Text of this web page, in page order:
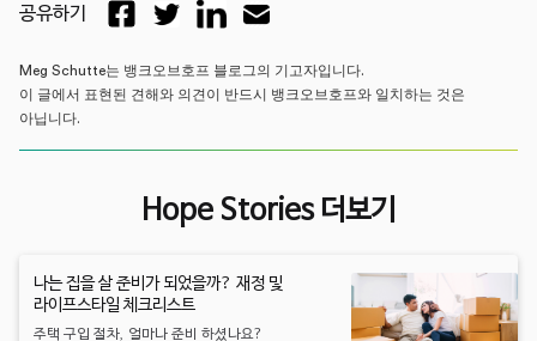
공유하기
Meg Schutte는 뱅크오브호프 블로그의 기고자입니다.
이 글에서 표현된 견해와 의견이 반드시 뱅크오브호프와 일치하는 것은
아닙니다.
Hope Stories 더보기
나는 집을 살 준비가 되었을까? 재정 및
라이프스타일 체크리스트
주택 구입 절차, 얼마나 준비 하셨나요?